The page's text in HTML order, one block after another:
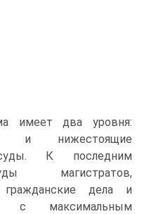
имеет два уровня:
и нижестоящие
суды. К последним
магистратов,
гражданские дела и
с максимальным